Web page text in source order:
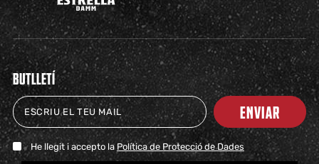
BUTLLETÍ
ENVIAR
He llegit i accepto la Política de Protecció de Dades